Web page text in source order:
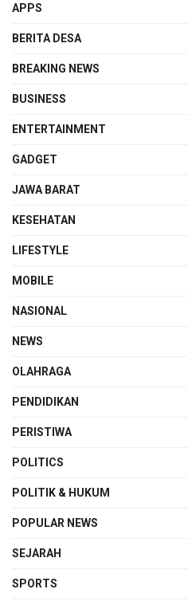
APPS
BERITA DESA
BREAKING NEWS
BUSINESS
ENTERTAINMENT
GADGET
JAWA BARAT
KESEHATAN
LIFESTYLE
MOBILE
NASIONAL
NEWS
OLAHRAGA
PENDIDIKAN
PERISTIWA
POLITICS
POLITIK & HUKUM
POPULAR NEWS
SEJARAH
SPORTS